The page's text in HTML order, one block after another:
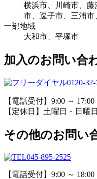
横浜市、川崎市、
市、逗子市、三浦
一部地域
大和市、平塚市
加入のお問い合
0120-
【電話受付】9:00 ～ 17:00
【定休日】土曜日・日曜日
その他のお問い
045-895-2525
【電話受付】9:00 ～ 18:00